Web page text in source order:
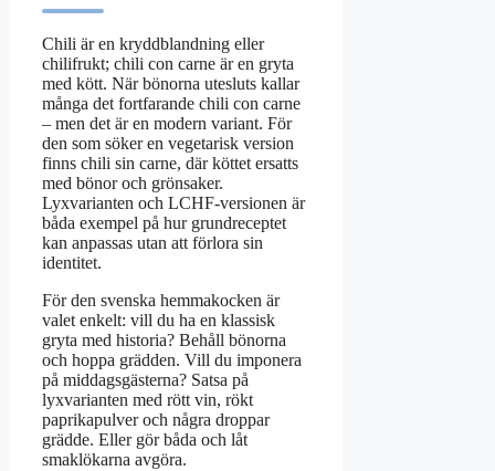
Chili är en kryddblandning eller
chilifrukt; chili con carne är en gryta
med kött. När bönorna utesluts kallar
många det fortfarande chili con carne
– men det är en modern variant. För
den som söker en vegetarisk version
finns chili sin carne, där köttet ersatts
med bönor och grönsaker.
Lyxvarianten och LCHF-versionen är
båda exempel på hur grundreceptet
kan anpassas utan att förlora sin
identitet.
För den svenska hemmakocken är
valet enkelt: vill du ha en klassisk
gryta med historia? Behåll bönorna
och hoppa grädden. Vill du imponera
på middagsgästerna? Satsa på
lyxvarianten med rött vin, rökt
paprikapulver och några droppar
grädde. Eller gör båda och låt
smaklökarna avgöra.